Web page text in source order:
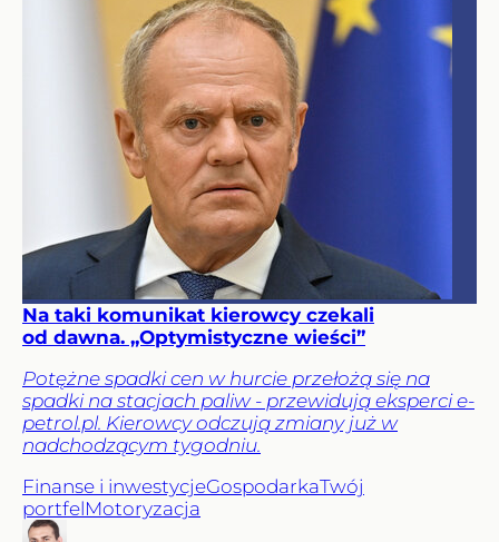
Na taki komunikat kierowcy czekali
od dawna. „Optymistyczne wieści”
Potężne spadki cen w hurcie przełożą się na
spadki na stacjach paliw - przewidują eksperci e-
petrol.pl. Kierowcy odczują zmiany już w
nadchodzącym tygodniu.
Finanse i inwestycjeGospodarkaTwój
portfelMotoryzacja